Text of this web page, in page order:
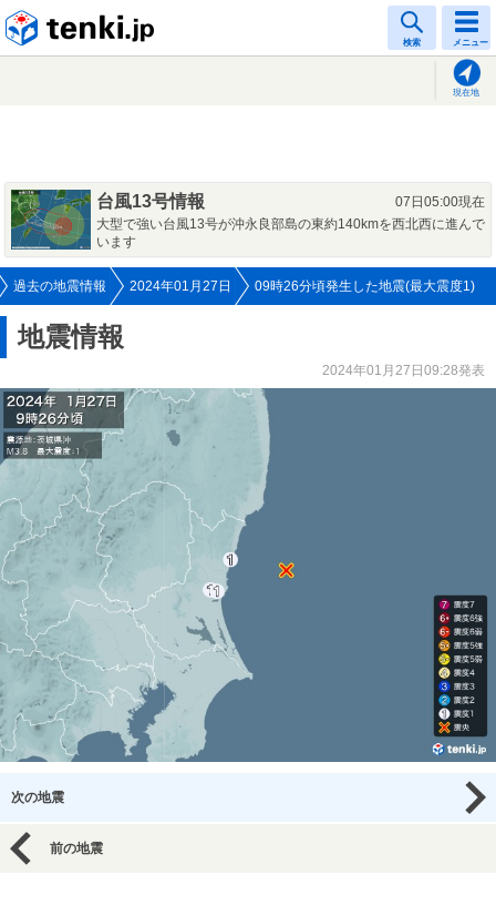
検索 メニュー
現在地
台風13号情報
07日05:00現在
大型で強い台風13号が沖永良部島の東約140kmを西北西に進んで
います
過去の地震情報 2024年01月27日 09時26分頃発生した地震(最大震度1)
地震情報
2024年01月27日09:28発表
次の地震
前の地震